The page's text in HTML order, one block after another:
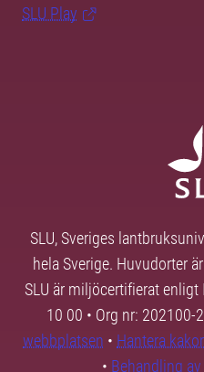
SLU Play
SLU, Sveriges
hela Sverige. Huvudorter
SLU är miljöcertifierat enligt
10 00 • Org nr: 202100-
webbplatsen • Hantera kakor
• Behandling